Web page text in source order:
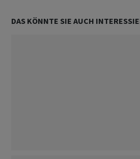
DAS KÖNNTE SIE AUCH